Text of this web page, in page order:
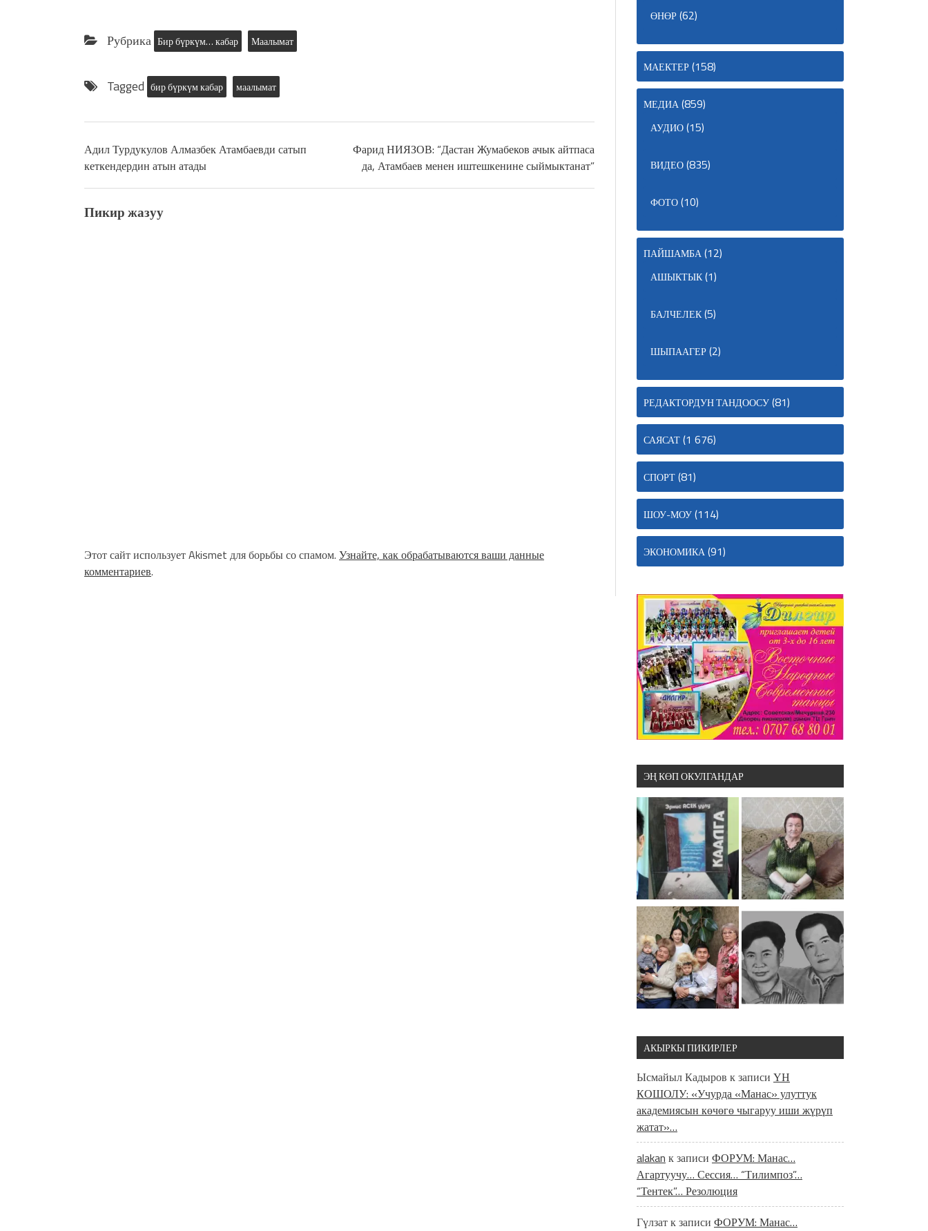
Рубрика Бир бүркүм… кабар Маалымат
Tagged бир бүркүм кабар маалымат
Адил Турдукулов Алмазбек Атамбаевди сатып
кеткендердин атын атады
Фарид НИЯЗОВ: “Дастан Жумабеков ачык айтпаса
да, Атамбаев менен иштешкенине сыймыктанат”
Пикир жазуу
Этот сайт использует Akismet для борьбы со спамом. Узнайте, как обрабатываются ваши данные
комментариев.
ӨНӨР(62)
МАЕКТЕР(158)
МЕДИА(859)
АУДИО(15)
ВИДЕО(835)
ФОТО(10)
ПАЙШАМБА(12)
АШЫКТЫК(1)
БАЛЧЕЛЕК(5)
ШЫПААГЕР(2)
РЕДАКТОРДУН ТАНДООСУ(81)
САЯСАТ(1 676)
СПОРТ(81)
ШОУ-МОУ(114)
ЭКОНОМИКА(91)
ЭҢ КӨП ОКУЛГАНДАР
АКЫРКЫ ПИКИРЛЕР
Ысмайыл Кадыров к записи ҮН
КОШОЛУ: «Учурда «Манас» улуттук
академиясын көчөгө чыгаруу иши жүрүп
жатат»…
alakan к записи ФОРУМ: Манас…
Агартуучу… Сессия… “Тилимпоз”…
“Тентек”… Резолюция
Гүлзатк записи ФОРУМ: Манас…